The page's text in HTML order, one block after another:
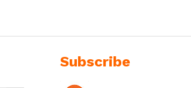
Subscribe